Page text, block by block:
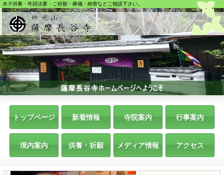
水子供養・年回法要・ご祈願・葬儀・納骨などご相談下さい。
トップページ 新着情報 寺院案内 行事案内
境内案内 供養・祈願 メディア情報 アクセス